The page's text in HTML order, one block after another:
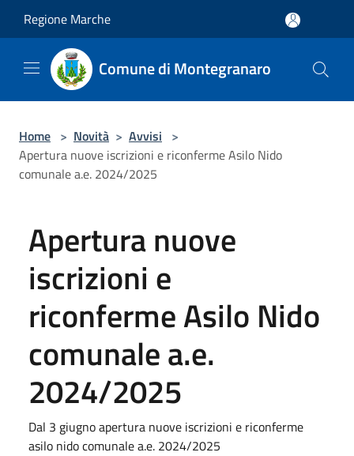
Regione Marche
Comune di Montegranaro
Home > Novità > Avvisi >
Apertura nuove iscrizioni e riconferme Asilo Nido
comunale a.e. 2024/2025
Apertura nuove
iscrizioni e
riconferme Asilo Nido
comunale a.e.
2024/2025
Dal 3 giugno apertura nuove iscrizioni e riconferme
asilo nido comunale a.e. 2024/2025